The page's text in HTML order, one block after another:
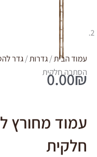
עמוד הבית/גדרות/גדר
הסתרה חלקית
0.00₪
עמוד מחורץ
חלקית